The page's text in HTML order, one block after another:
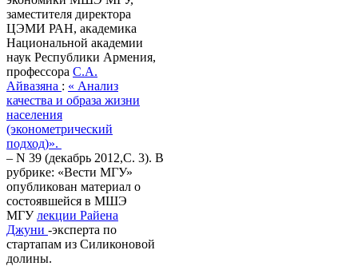
заместителя директора
ЦЭМИ РАН, академика
Национальной академии
наук Республики Армения,
профессора С.А.
Айвазяна : « Анализ
качества и образа жизни
населения
(эконометрический
подход)».
– N 39 (декабрь 2012,С. 3). В
рубрике: «Вести МГУ»
опубликован материал о
состоявшейся в МШЭ
МГУлекции Райена
Джуни -эксперта по
стартапам из Силиконовой
долины.